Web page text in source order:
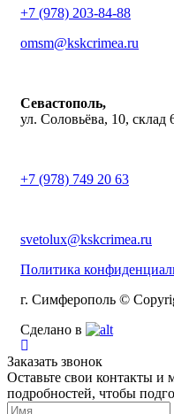
+7 (978) 203-84-88
omsm@kskcrimea.ru
Севастополь,
ул. Соловьёва, 10, склад
+7 (978) 749 20 63
svetolux@kskcrimea.ru
Политика
г. Симферополь ©
Сделано в
Заказать звонок
Оставьте свои контакты и
подробностей, чтобы